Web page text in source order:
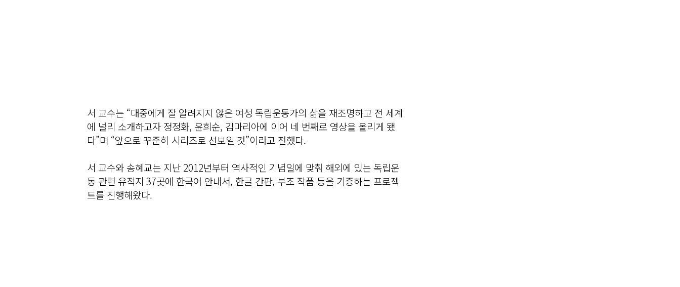
서 교수는 “대중에게 잘 알려지지 않은 여성 독립운동가의 삶을 재조명하고 전 세계
에 널리 소개하고자 정정화, 윤희순, 김마리아에 이어 네 번째로 영상을 올리게 됐
다”며 “앞으로 꾸준히 시리즈로 선보일 것”이라고 전했다.
서 교수와 송혜교는 지난 2012년부터 역사적인 기념일에 맞춰 해외에 있는 독립운
동 관련 유적지 37곳에 한국어 안내서, 한글 간판, 부조 작품 등을 기증하는 프로젝
트를 진행해왔다.